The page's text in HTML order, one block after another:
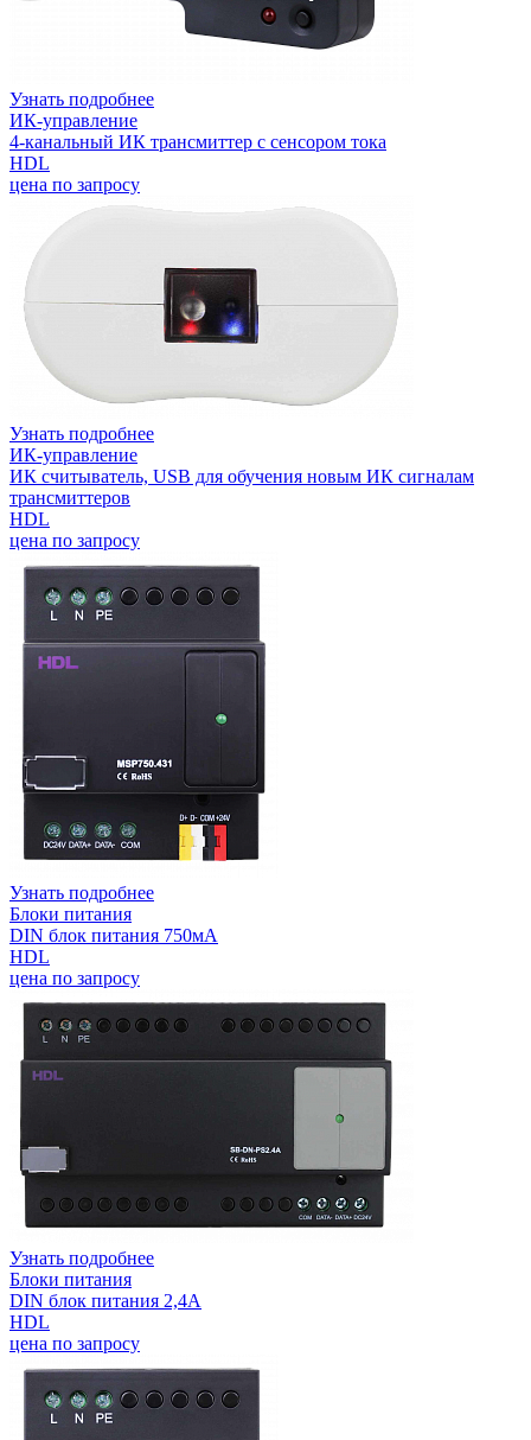
Узнать подробнее
ИК-управление
4-канальный ИК трансмиттер с сенсором тока
HDL
цена по запросу
Узнать подробнее
ИК-управление
ИК считыватель, USB для обучения новым ИК сигналам
трансмиттеров
HDL
цена по запросу
Узнать подробнее
Блоки питания
DIN блок питания 750мА
HDL
цена по запросу
Узнать подробнее
Блоки питания
DIN блок питания 2,4А
HDL
цена по запросу